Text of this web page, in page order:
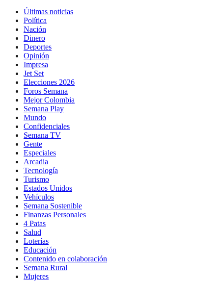
Últimas noticias
Política
Nación
Dinero
Deportes
Opinión
Impresa
Jet Set
Elecciones 2026
Foros Semana
Mejor Colombia
Semana Play
Mundo
Confidenciales
Semana TV
Gente
Especiales
Arcadia
Tecnología
Turismo
Estados Unidos
Vehículos
Semana Sostenible
Finanzas Personales
4 Patas
Salud
Loterías
Educación
Contenido en colaboración
Semana Rural
Mujeres